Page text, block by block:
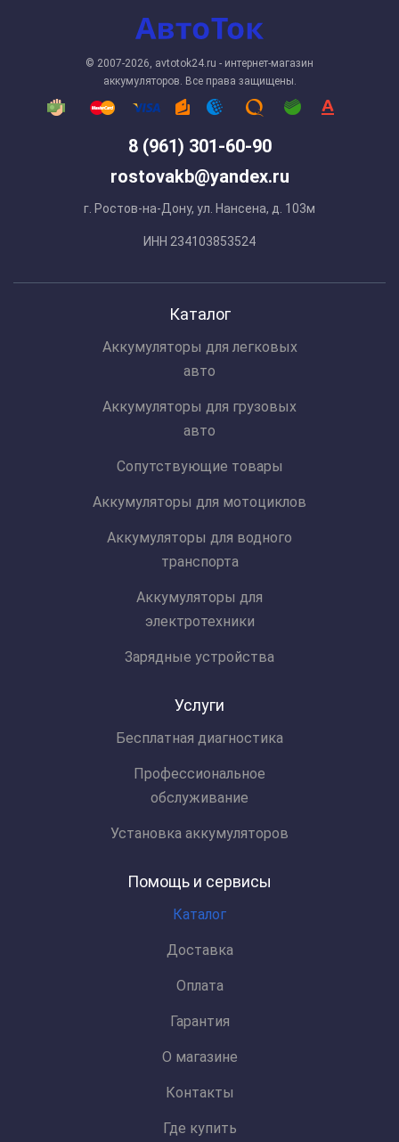
8 (961) 301-60-90
rostovakb@yandex.ru
г. Ростов-на-Дону, ул. Нансена, д. 103м
ИНН 234103853524
© 2007-2026, avtotok24.ru - интернет-магазин
аккумуляторов. Все права защищены.
Каталог
Аккумуляторы для легковых
авто
Аккумуляторы для грузовых
авто
Сопутствующие товары
Аккумуляторы для мотоциклов
Аккумуляторы для водного
транспорта
Аккумуляторы для
электротехники
Зарядные устройства
Услуги
Бесплатная диагностика
Профессиональное
обслуживание
Установка аккумуляторов
Помощь и сервисы
Каталог
Доставка
Оплата
Гарантия
О магазине
Контакты
Где купить